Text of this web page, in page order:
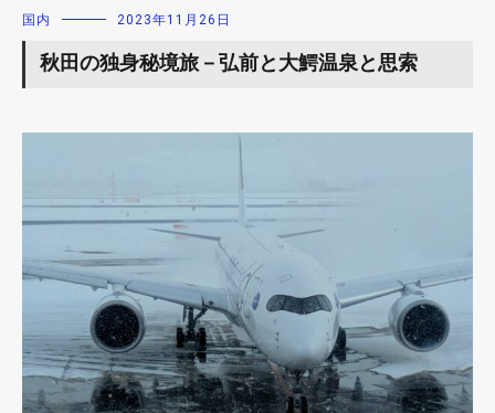
国内 2023年11月26日
秋田の独身秘境旅－弘前と大鰐温泉と思索